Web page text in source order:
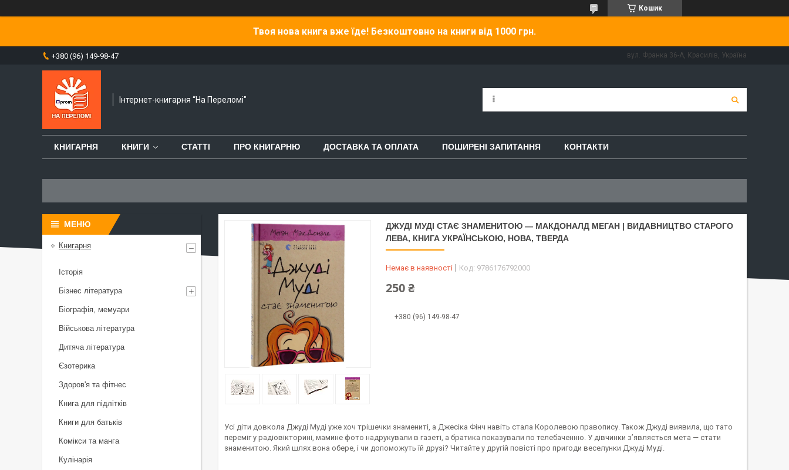
Кошик
Твоя нова книга вже їде! Безкоштовно на книги від 1000 грн.
+380 (96) 149-98-47 вул. Франка 36-А, Красилів, Україна
Інтернет-книгарня “На Переломі"
КНИГАРНЯ КНИГИ СТАТТІ ПРО КНИГАРНЮ ДОСТАВКА ТА ОПЛАТА ПОШИРЕНІ ЗАПИТАННЯ КОНТАКТИ
ДЖУДІ МУДІ СТАЄ ЗНАМЕНИТОЮ — МАКДОНАЛД МЕГАН | ВИДАВНИЦТВО СТАРОГО
ЛЕВА, КНИГА УКРАЇНСЬКОЮ, НОВА, ТВЕРДА
Немає в наявності Код: 9786176792000
250 ₴
+380 (96) 149-98-47
Усі діти довкола Джуді Муді уже хоч трішечки знамениті, а Джесіка Фінч навіть стала Королевою правопису. Також Джуді виявила, що тато
переміг у радіовікторині, мамине фото надрукували в газеті, а братика показували по телебаченню. У дівчинки з’являється мета — стати
знаменитою. Який шлях вона обере, і чи допоможуть їй друзі? Читайте у другій повісті про пригоди веселунки Джуді Муді.
Книгарня
Історія
Бізнес література
Біографія, мемуари
Військова література
Дитяча література
Єзотерика
Здоров'я та фітнес
Книга для підлітків
Книги для батьків
Комікси та манга
Кулінарія